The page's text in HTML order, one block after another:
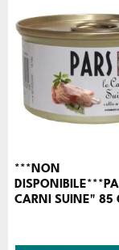
***NON
CARNI SUINE" 85